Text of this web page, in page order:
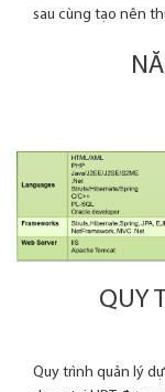
sau cùng tạo nên
QUY
Quy trình quản lý